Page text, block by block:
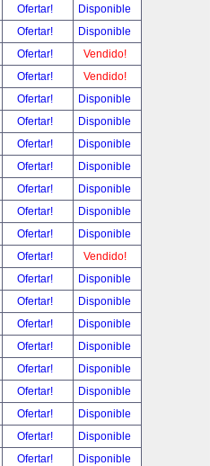
Ofertar!
Disponible
Ofertar!
Disponible
Ofertar!
Vendido!
Ofertar!
Vendido!
Ofertar!
Disponible
Ofertar!
Disponible
Ofertar!
Disponible
Ofertar!
Disponible
Ofertar!
Disponible
Ofertar!
Disponible
Ofertar!
Disponible
Ofertar!
Vendido!
Ofertar!
Disponible
Ofertar!
Disponible
Ofertar!
Disponible
Ofertar!
Disponible
Ofertar!
Disponible
Ofertar!
Disponible
Ofertar!
Disponible
Ofertar!
Disponible
Ofertar!
Disponible